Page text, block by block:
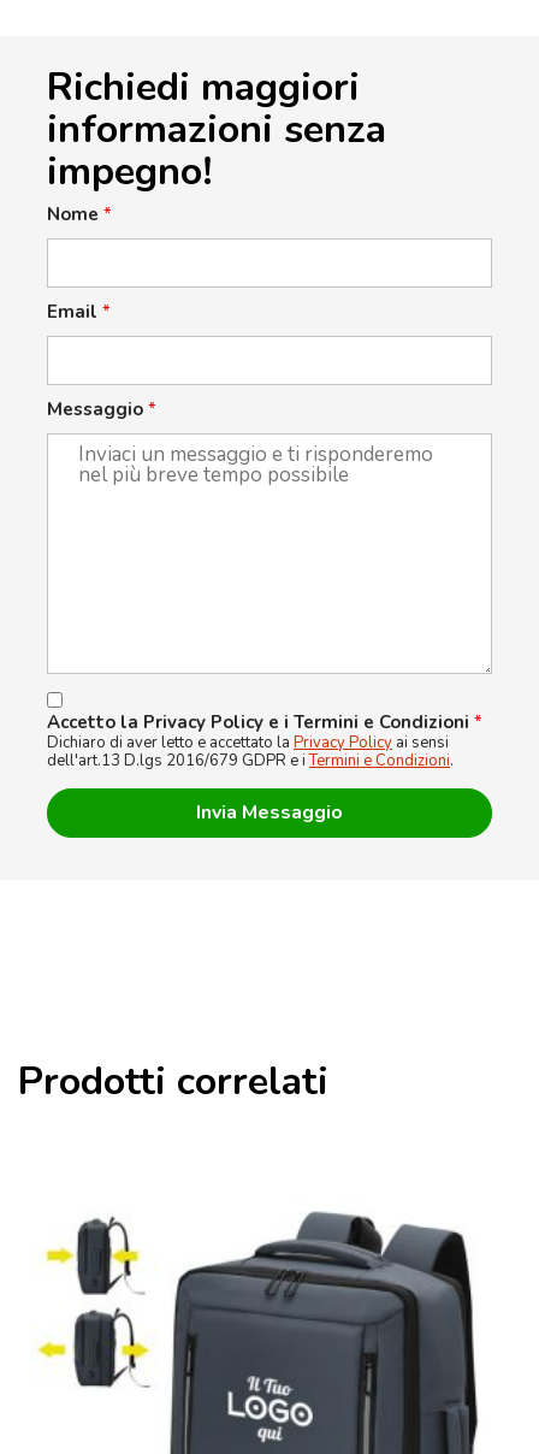
Richiedi maggiori
informazioni senza
impegno!
Nome *
Email *
Messaggio *
Accetto la Privacy Policy e i Termini e Condizioni *
Dichiaro di aver letto e accettato la Privacy Policy ai sensi
dell'art.13 D.lgs 2016/679 GDPR e iTermini e Condizioni.
Prodotti correlati